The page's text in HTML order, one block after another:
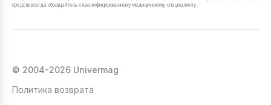
средств всегда обращайтесь к квалифицированному медицинскому специалисту.
© 2004-2026 Univermag
Политика возврата